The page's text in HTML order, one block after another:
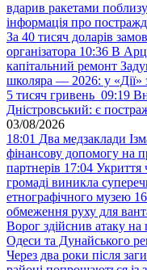
вдарив ракетами
інформація про
За 40 тисяч доларів
організатора 10:36 В
капітальний ремонт
школяра — 2026: у «Дії»
5 тисяч гривень 09:19
Дністровський: є
03/08/2026
18:01 Два медзаклади
фінансову допомогу на
партнерів 17:04 Укриття
громаді виникла
етнографічного музею
обмеження руху для
Ворог здійснив атаку на
Одеси та Дунайського
Через два роки після